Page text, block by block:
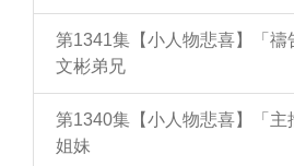
第1341集【小人物悲喜】「禱
文彬弟兄
第1340集【小人物悲喜】「主
姐妹